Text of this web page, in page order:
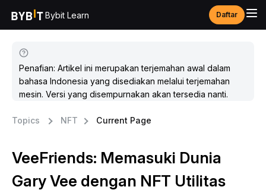
Bybit Learn Daftar
Penafian: Artikel ini merupakan terjemahan awal dalam
bahasa Indonesia yang disediakan melalui terjemahan
mesin. Versi yang disempurnakan akan tersedia nanti.
Topics NFT Current Page
VeeFriends: Memasuki Dunia
Gary Vee dengan NFT Utilitas